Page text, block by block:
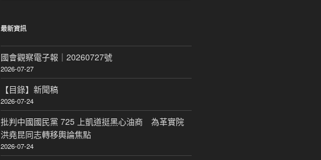
關
字:
最新資訊
國會觀察電子報｜20260727號
2026-07-27
【目錄】新聞稿
2026-07-24
批判中國國民黨 725 上凱道挺黑心油商 為革實院
洪堯昆同志轉移輿論焦點
2026-07-24